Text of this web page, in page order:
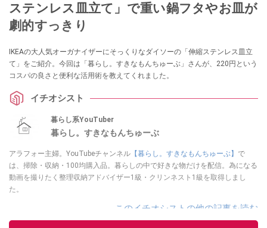
ステンレス皿立て」で重い鍋フタやお皿が
劇的すっきり
IKEAの大人気オーガナイザーにそっくりなダイソーの「伸縮ステンレス皿立
て」をご紹介。今回は「暮らし。すきなもんちゅーぶ」さんが、220円という
コスパの良さと便利な活用術を教えてくれました。
イチオシスト
暮らし系YouTuber
暮らし。すきなもんちゅーぶ
アラフォー主婦。YouTubeチャンネル 【暮らし。すきなもんちゅーぶ】 で
は、掃除・収納・100均購入品。暮らしの中で好きな物だけを配信。為になる
動画を撮りたく整理収納アドバイザー1級・クリンネスト1級を取得しまし
た。
このイチオシストの他の記事を読む